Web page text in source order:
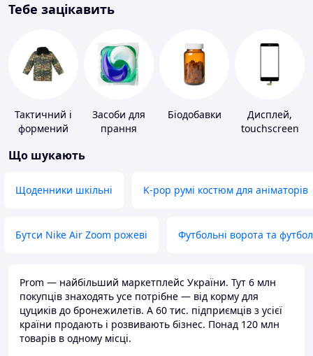
Тебе зацікавить
Тактичний і
формений
Засоби для
прання
Біодобавки
Дисплей,
touchscreen
Що шукають
Щоденники шкільні K-pop румі костюм для аніматорів
Бутси Nike Air Zoom рожеві Футбольні ворота та
Prom — найбільший маркетплейс України. Тут 6 млн
покупців знаходять усе потрібне — від корму для
цуциків до бронежилетів. А 60 тис. підприємців з усієї
країни продають і розвивають бізнес. Понад 120 млн
товарів в одному місці.